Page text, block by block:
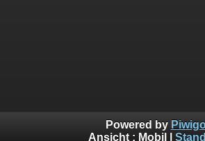
Powered by
Ansicht : Mobil